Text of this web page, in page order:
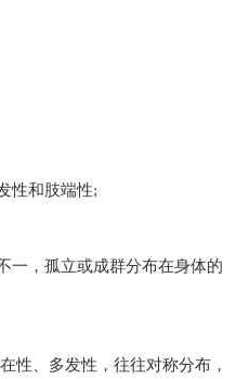
性和肢端性;
一，孤立或成群分布在身体的
性、多发性，往往对称分布，